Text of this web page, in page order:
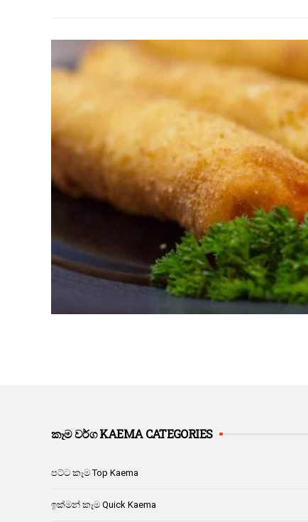
කෑම වර්ග KAEMA CATEGORIES
පට්ට කෑම Top Kaema
ඉක්මන් කෑම Quick Kaema